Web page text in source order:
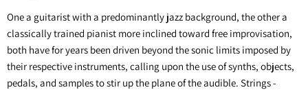
One a guitarist with a predominantly jazz background, the other a
classically trained pianist more inclined toward free improvisation,
both have for years been driven beyond the sonic limits imposed by
their respective instruments, calling upon the use of synths, objects,
pedals, and samples to stir up the plane of the audible. Strings -